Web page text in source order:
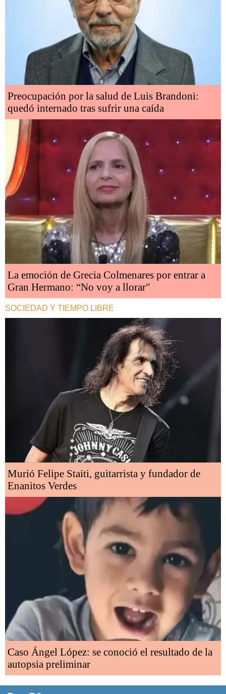
Preocupación por la salud de Luis Brandoni:
quedó internado tras sufrir una caída
La emoción de Grecia Colmenares por entrar a
Gran Hermano: “No voy a llorar"
SOCIEDAD Y TIEMPO LIBRE
Murió Felipe Staiti, guitarrista y fundador de
Enanitos Verdes
Caso Ángel López: se conoció el resultado de la
autopsia preliminar